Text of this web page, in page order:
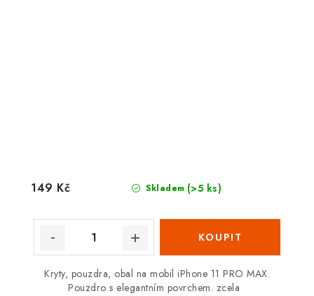
Skladem (>5 ks)
149 Kč
Kryty, pouzdra, obal na mobil iPhone 11 PRO MAX.
Pouzdro s elegantním povrchem. zcela